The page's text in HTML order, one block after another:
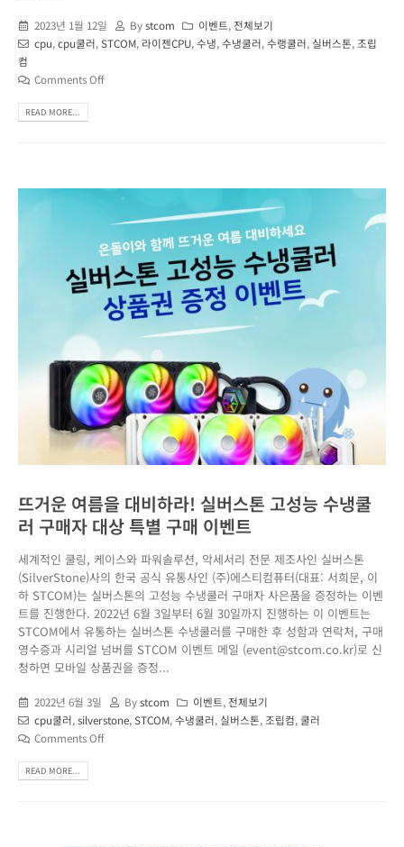
2023년 1월 12일 Bystcom 이벤트, 전체보기
cpu,cpu쿨러,STCOM, 라이젠CPU,수냉,수냉쿨러,수랭쿨러, 실버스톤, 조립
컴
Comments Off
READ MORE...
뜨거운 여름을 대비하라! 실버스톤 고성능 수냉쿨
러 구매자 대상 특별 구매 이벤트
세계적인 쿨링, 케이스와 파워솔루션, 악세서리 전문 제조사인 실버스톤
(SilverStone)사의 한국 공식 유통사인 (주)에스티컴퓨터(대표: 서희문, 이
하 STCOM)는 실버스톤의 고성능 수냉쿨러 구매자 사은품을 증정하는 이벤
트를 진행한다. 2022년 6월 3일부터 6월 30일까지 진행하는 이 이벤트는
STCOM에서 유통하는 실버스톤 수냉쿨러를 구매한 후 성함과 연락처, 구매
영수증과 시리얼 넘버를 STCOM 이벤트 메일 (event@stcom.co.kr)로 신
청하면 모바일 상품권을 증정...
2022년 6월 3일 Bystcom 이벤트, 전체보기
cpu쿨러,silverstone,STCOM,수냉쿨러, 실버스톤, 조립컴,쿨러
Comments Off
READ MORE...